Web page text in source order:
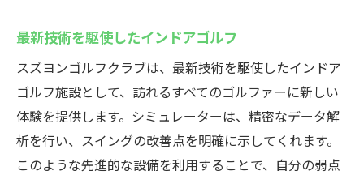
最新技術を駆使したインドアゴルフ
スズヨンゴルフクラブは、最新技術を駆使したインドア
ゴルフ施設として、訪れるすべてのゴルファーに新しい
体験を提供します。シミュレーターは、精密なデータ解
析を行い、スイングの改善点を明確に示してくれます。
このような先進的な設備を利用することで、自分の弱点